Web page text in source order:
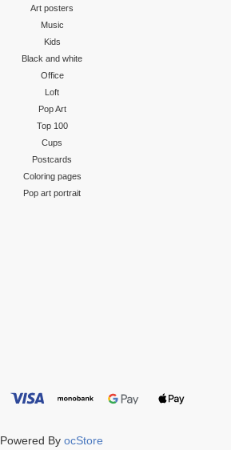
Art posters
Music
Kids
Black and white
Office
Loft
Pop Art
Top 100
Cups
Postcards
Coloring pages
Pop art portrait
Powered ByocStore